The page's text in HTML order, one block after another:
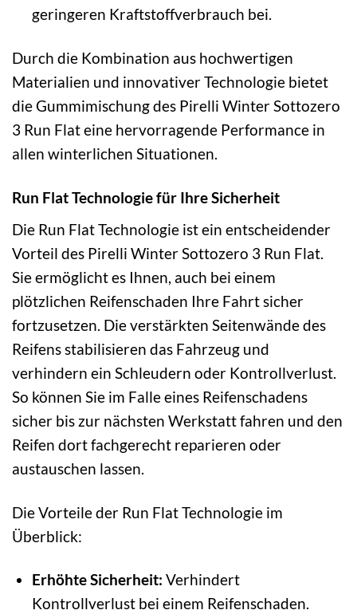
geringeren Kraftstoffverbrauch bei.
Durch die Kombination aus hochwertigen
Materialien und innovativer Technologie bietet
die Gummimischung des Pirelli Winter Sottozero
3 Run Flat eine hervorragende Performance in
allen winterlichen Situationen.
Run Flat Technologie für Ihre Sicherheit
Die Run Flat Technologie ist ein entscheidender
Vorteil des Pirelli Winter Sottozero 3 Run Flat.
Sie ermöglicht es Ihnen, auch bei einem
plötzlichen Reifenschaden Ihre Fahrt sicher
fortzusetzen. Die verstärkten Seitenwände des
Reifens stabilisieren das Fahrzeug und
verhindern ein Schleudern oder Kontrollverlust.
So können Sie im Falle eines Reifenschadens
sicher bis zur nächsten Werkstatt fahren und den
Reifen dort fachgerecht reparieren oder
austauschen lassen.
Die Vorteile der Run Flat Technologie im
Überblick:
Erhöhte Sicherheit: Verhindert
Kontrollverlust bei einem Reifenschaden.